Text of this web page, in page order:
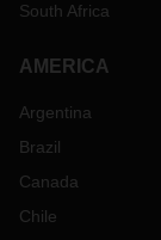
South Africa
AMERICA
Argentina
Brazil
Canada
Chile